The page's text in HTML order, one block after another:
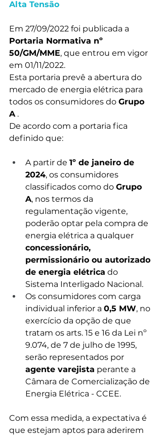
Alta Tensão
Em 27/09/2022 foi publicada a
Portaria Normativa nº
50/GM/MME, que entrou em vigor
em 01/11/2022.
Esta portaria prevê a abertura do
mercado de energia elétrica para
todos os consumidores do Grupo
A .
De acordo com a portaria fica
definido que:
A partir de 1º de janeiro de
2024, os consumidores
classificados como do Grupo
A, nos termos da
regulamentação vigente,
poderão optar pela compra de
energia elétrica a qualquer
concessionário,
permissionário ou autorizado
de energia elétrica do
Sistema Interligado Nacional.
Os consumidores com carga
individual inferior a 0,5 MW, no
exercício da opção de que
tratam os arts. 15 e 16 da Lei nº
9.074, de 7 de julho de 1995,
serão representados por
agente varejista perante a
Câmara de Comercialização de
Energia Elétrica - CCEE.
Com essa medida, a expectativa é
que estejam aptos para aderirem